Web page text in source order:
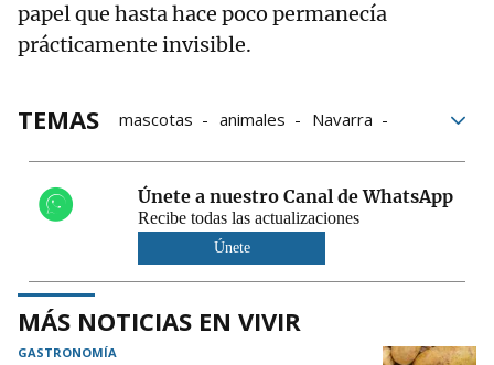
papel que hasta hace poco permanecía
prácticamente invisible.
TEMAS mascotas animales
Navarra
Únete a nuestro Canal de WhatsApp
Recibe todas las actualizaciones
Únete
MÁS NOTICIAS EN VIVIR
GASTRONOMÍA